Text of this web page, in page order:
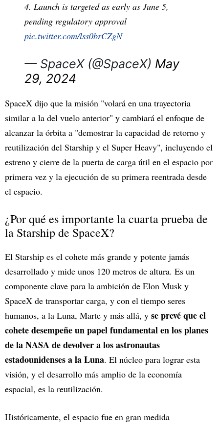
4. Launch is targeted as early as June 5,
pending regulatory approval
pic.twitter.com/lss0brCZgN
— SpaceX (@SpaceX) May
29, 2024
SpaceX dijo que la misión "volará en una trayectoria
similar a la del vuelo anterior" y cambiará el enfoque de
alcanzar la órbita a "demostrar la capacidad de retorno y
reutilización del Starship y el Super Heavy", incluyendo el
estreno y cierre de la puerta de carga útil en el espacio por
primera vez y la ejecución de su primera reentrada desde
el espacio.
¿Por qué es importante la cuarta prueba de
la Starship de SpaceX?
El Starship es el cohete más grande y potente jamás
desarrollado y mide unos 120 metros de altura. Es un
componente clave para la ambición de Elon Musk y
SpaceX de transportar carga, y con el tiempo seres
humanos, a la Luna, Marte y más allá, y se prevé que el
cohete desempeñe un papel fundamental en los planes
de la NASA de devolver a los astronautas
estadounidenses a la Luna. El núcleo para lograr esta
visión, y el desarrollo más amplio de la economía
espacial, es la reutilización.
Históricamente, el espacio fue en gran medida